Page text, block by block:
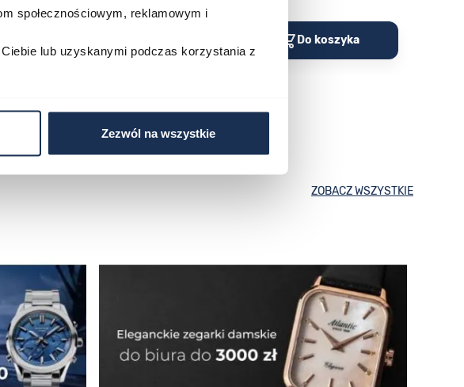
społecznościowym, reklamowym i
lub uzyskanymi podczas korzystania z
Zezwól na wszystkie
Do koszyka
ZOBACZ WSZYSTKIE